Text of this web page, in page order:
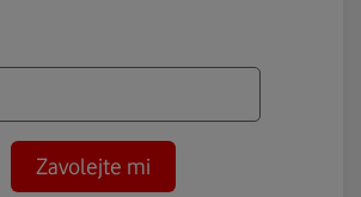
Zavolejte mi